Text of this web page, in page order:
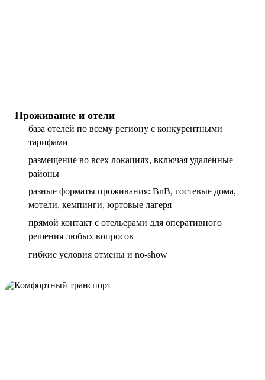
Проживание и отели
база отелей по всему региону с конкурентными
тарифами
размещение во всех локациях, включая удаленные
районы
разные форматы проживания: BnB, гостевые дома,
мотели, кемпинги, юртовые лагеря
прямой контакт с отельерами для оперативного
решения любых вопросов
гибкие условия отмены и no-show